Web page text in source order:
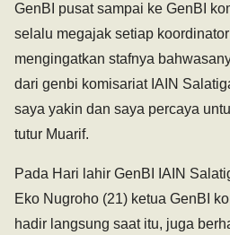
GenBI pusat sampai ke GenBI
selalu megajak setiap
mengingatkan stafnya
dari genbi komisariat IAIN
saya yakin dan saya percaya
tutur Muarif.
Pada Hari lahir GenBI IAIN
Eko Nugroho (21) ketua GenBI
hadir langsung saat itu, juga